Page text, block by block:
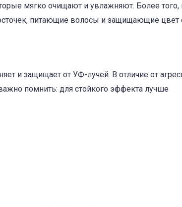
мягко очищают и увлажняют. Более того,
питающие волосы и защищающие цвет
и защищает от УФ-лучей. В отличие от
помнить: для стойкого эффекта лучше